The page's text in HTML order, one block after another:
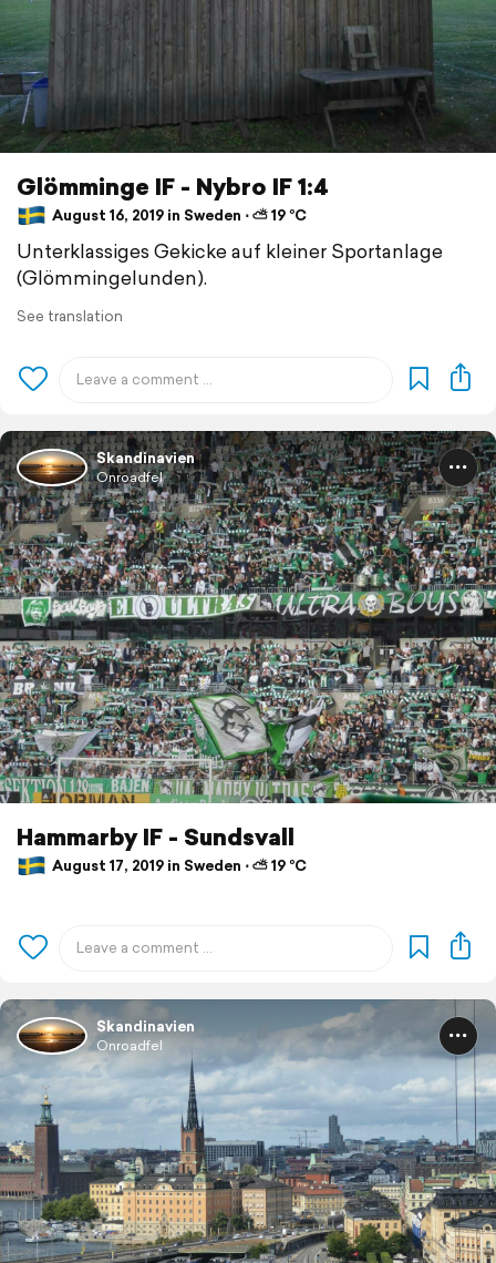
Glömminge IF - Nybro IF 1:4
August 16, 2019 in Sweden ⋅ ⛅ 19 °C
Unterklassiges Gekicke auf kleiner Sportanlage
(Glömmingelunden).
See translation
Skandinavien
Onroadfel
Hammarby IF - Sundsvall
August 17, 2019 in Sweden ⋅ ⛅ 19 °C
Skandinavien
Onroadfel